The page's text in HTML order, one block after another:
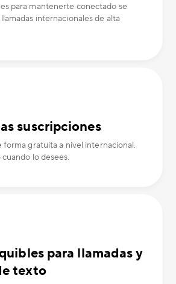
para mantenerte conectado se
internacionales de alta
suscripciones
forma gratuita a nivel internacional.
lo desees.
para llamadas y
texto